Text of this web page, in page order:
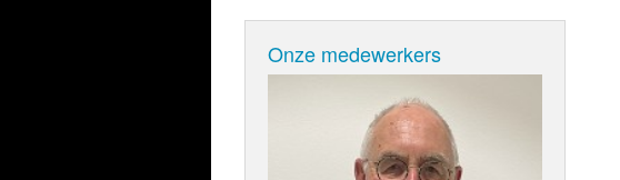
Onze medewerkers